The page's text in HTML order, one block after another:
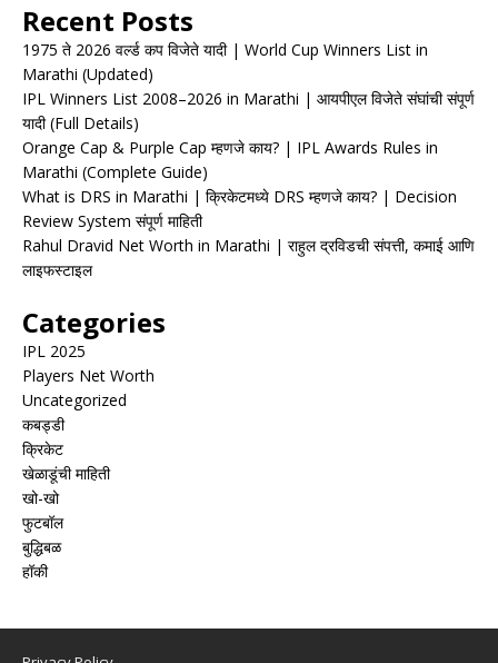
Recent Posts
1975 ते 2026 वर्ल्ड कप विजेते यादी | World Cup Winners List in
Marathi (Updated)
IPL Winners List 2008–2026 in Marathi | आयपीएल विजेते संघांची संपूर्ण
यादी (Full Details)
Orange Cap & Purple Cap म्हणजे काय? | IPL Awards Rules in
Marathi (Complete Guide)
What is DRS in Marathi | क्रिकेटमध्ये DRS म्हणजे काय? | Decision
Review System संपूर्ण माहिती
Rahul Dravid Net Worth in Marathi | राहुल द्रविडची संपत्ती, कमाई आणि
लाइफस्टाइल
Categories
IPL 2025
Players Net Worth
Uncategorized
कबड्डी
क्रिकेट
खेळाडूंची माहिती
खो-खो
फुटबॉल
बुद्धिबळ
हॉकी